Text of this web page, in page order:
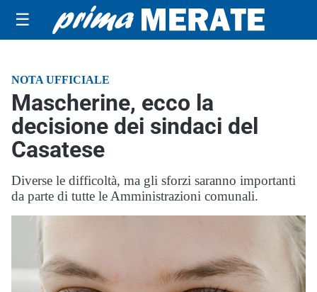
☰
NOTA UFFICIALE
Mascherine, ecco la
decisione dei sindaci del
Casatese
Diverse le difficoltà, ma gli sforzi saranno importanti
da parte di tutte le Amministrazioni comunali.